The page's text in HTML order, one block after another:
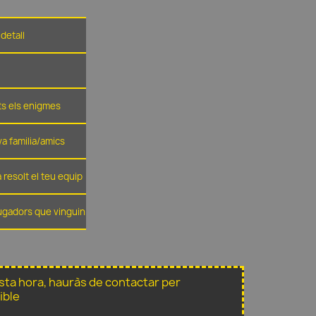
els enigmes
familia/amics
resolt el teu equip
que vinguin
hora, hauràs de contactar per